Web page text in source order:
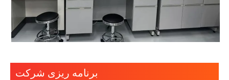
برنامه ریزی شرکت